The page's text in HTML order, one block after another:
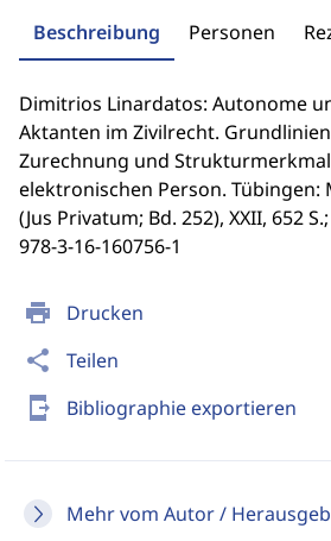
print Drucken
share Teilen
send_to_mobile Bibliographie exportieren
Mehr vom Autor /
Beschreibung Personen
Dimitrios Linardatos: Autonome
Aktanten im Zivilrecht.
Zurechnung und
elektronischen Person. Tübingen:
(Jus Privatum; Bd. 252), XXII, 652
978-3-16-160756-1